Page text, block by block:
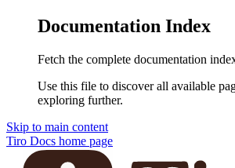
Documentation Index
Fetch the complete documentation
Use this file to discover all available
exploring further.
Skip to main content
Tiro Docs home page